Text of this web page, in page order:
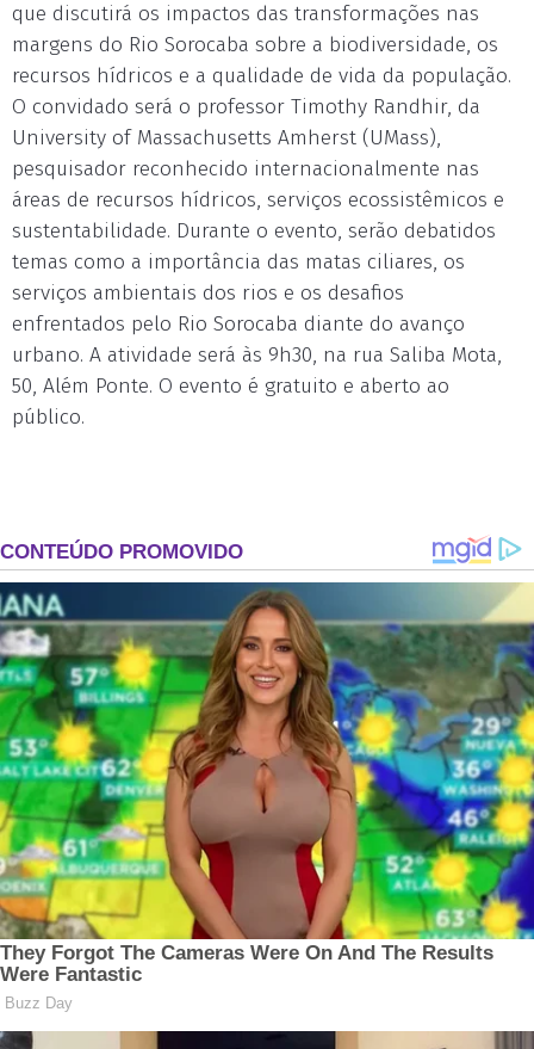
que discutirá os impactos das transformações nas
margens do Rio Sorocaba sobre a biodiversidade, os
recursos hídricos e a qualidade de vida da população.
O convidado será o professor Timothy Randhir, da
University of Massachusetts Amherst (UMass),
pesquisador reconhecido internacionalmente nas
áreas de recursos hídricos, serviços ecossistêmicos e
sustentabilidade. Durante o evento, serão debatidos
temas como a importância das matas ciliares, os
serviços ambientais dos rios e os desafios
enfrentados pelo Rio Sorocaba diante do avanço
urbano. A atividade será às 9h30, na rua Saliba Mota,
50, Além Ponte. O evento é gratuito e aberto ao
público.